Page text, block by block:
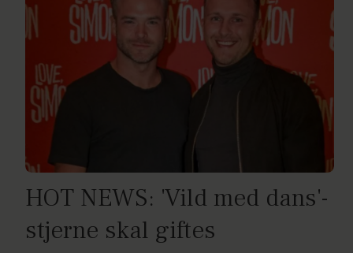
HOT NEWS: 'Vild med dans'-
stjerne skal giftes